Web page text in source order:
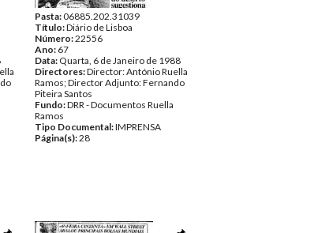
Pasta:06885.202.31039
Título:Diário de Lisboa
Número:22556
Ano: 67
Data: Quarta, 6 de Janeiro de 1988
Directores:Director: António Ruella
Ramos; Director Adjunto: Fernando
Piteira Santos
Fundo:DRR - Documentos Ruella
Ramos
Tipo Documental:IMPRENSA
Página(s):28